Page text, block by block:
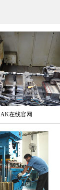
AK在线官网